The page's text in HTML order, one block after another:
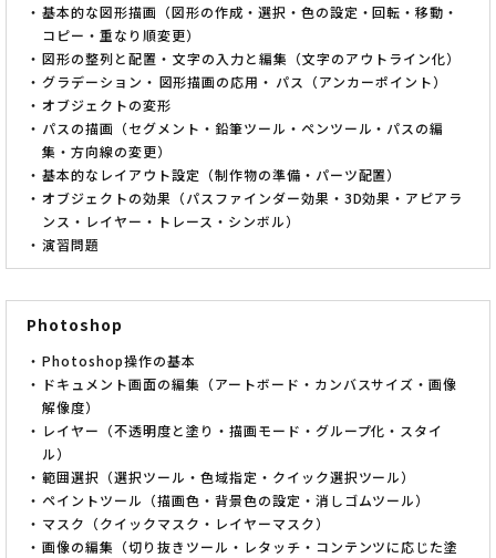
基本的な図形描画（図形の作成・選択・色の設定・回転・移動・
コピー・重なり順変更）
図形の整列と配置
文字の入力と編集（文字のアウトライン化）
グラデーション
図形描画の応用
パス（アンカーポイント）
オブジェクトの変形
パスの描画（セグメント・鉛筆ツール・ペンツール・パスの編
集・方向線の変更）
基本的なレイアウト設定（制作物の準備・パーツ配置）
オブジェクトの効果（パスファインダー効果・3D効果・アピアラ
ンス・レイヤー・トレース・シンボル）
演習問題
Photoshop
Photoshop操作の基本
ドキュメント画面の編集（アートボード・カンバスサイズ・画像
解像度）
レイヤー（不透明度と塗り・描画モード・グループ化・スタイ
ル）
範囲選択（選択ツール・色域指定・クイック選択ツール）
ペイントツール（描画色・背景色の設定・消しゴムツール）
マスク（クイックマスク・レイヤーマスク）
画像の編集（切り抜きツール・レタッチ・コンテンツに応じた塗